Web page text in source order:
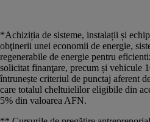
*Achiziția de sisteme, instalații și
obţinerii unei economii de energie,
regenerabile de energie pentru
solicitat finanţare, precum și vehicule
întrunește criteriul de punctaj aferent
care totalul cheltuielilor eligibile din
5% din valoarea AFN.